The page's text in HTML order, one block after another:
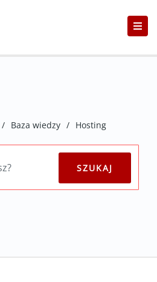
/ Baza wiedzy / Hosting